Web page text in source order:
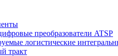
преобразователи ATSP
логистические
тракт